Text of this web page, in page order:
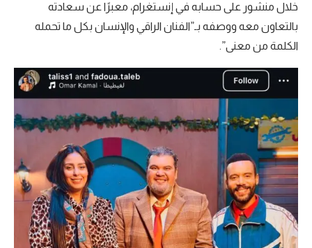
خلال منشور على حسابه في إنستغرام، معبرًا عن سعادته
بالتعاون معه ووصفه بـ”الفنان الراقي والإنسان بكل ما تحمله
الكلمة من معنى”.